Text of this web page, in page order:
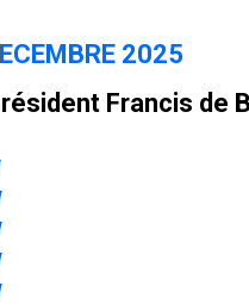
2025
Francis de